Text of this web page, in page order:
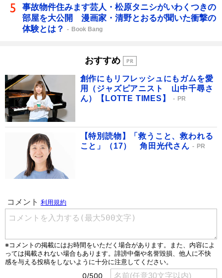
事故物件住みます芸人・松原タニシがいわくつきの
部屋を大公開 漫画家・清野とおるが聞いた衝撃の
体験とは？
Book Bang
おすすめ
創作にもリフレッシュにもガムを愛
用（ジャズピアニスト 山中千尋さ
ん）【LOTTE TIMES】
PR
【特別読物】「救うこと、救われる
こと」（17） 角田光代さん
PR